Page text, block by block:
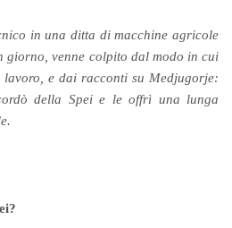
in una ditta di macchine agricole
giorno, venne colpito dal modo in cui
lavoro, e dai racconti su Medjugorje:
della Spei e le offrì una lunga